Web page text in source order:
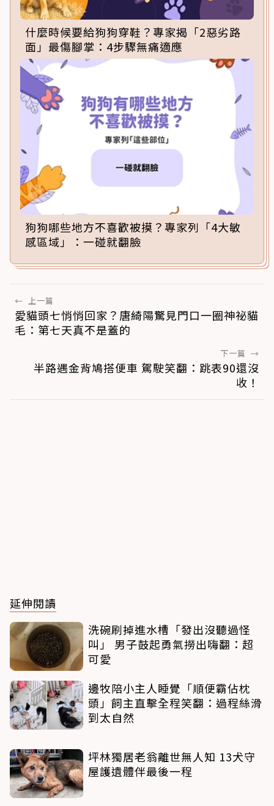
什麼時候要給狗狗穿鞋？專家揭「2惡劣路
面」最傷腳掌：4步驟無痛適應
狗狗哪些地方不喜歡被摸？專家列「4大敏
感區域」：一碰就翻臉
← 上一篇
愛貓頭七悄悄回家？唐綺陽驚見門口一圈神祕貓
毛：第七天真不是蓋的
下一篇 →
半路遇金背鳩搭便車 駕駛笑翻：跳表90還沒
收！
延伸閱讀
洗碗刷掉進水槽「發出沒聽過怪
叫」 男子鼓起勇氣撈出嗨翻：超
可愛
邊牧陪小主人睡覺「順便霸佔枕
頭」飼主直擊全程笑翻：過程絲滑
到太自然
坪林獨居老翁離世無人知 13犬守
屋護遺體伴最後一程